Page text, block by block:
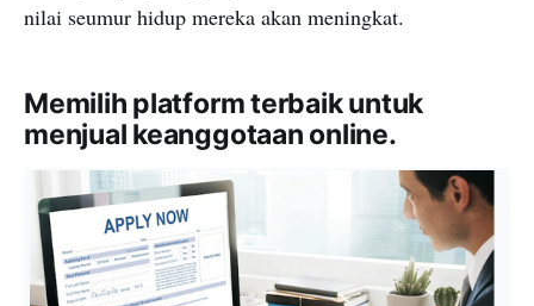
nilai seumur hidup mereka akan meningkat.
Memilih platform terbaik untuk
menjual keanggotaan online.